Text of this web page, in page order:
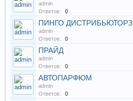
admin
Ответов:
0
ПИНГО ДИСТРИБЬЮТОРЗ
admin
Ответов:
0
ПРАЙД
admin
Ответов:
0
АВТОПАРФЮМ
admin
Ответов:
0